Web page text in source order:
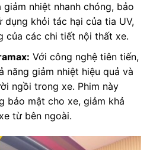
nhiệt nhanh chóng, bảo
khỏi tác hại của tia UV,
của các chi tiết nội thất xe.
Với công nghệ tiên tiến,
năng giảm nhiệt hiệu quả và
ngồi trong xe. Phim này
bảo mật cho xe, giảm khả
từ bên ngoài.